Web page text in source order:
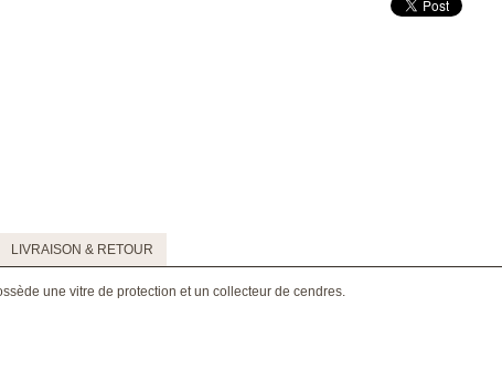
LIVRAISON & RETOUR
une vitre de protection et un collecteur de cendres.